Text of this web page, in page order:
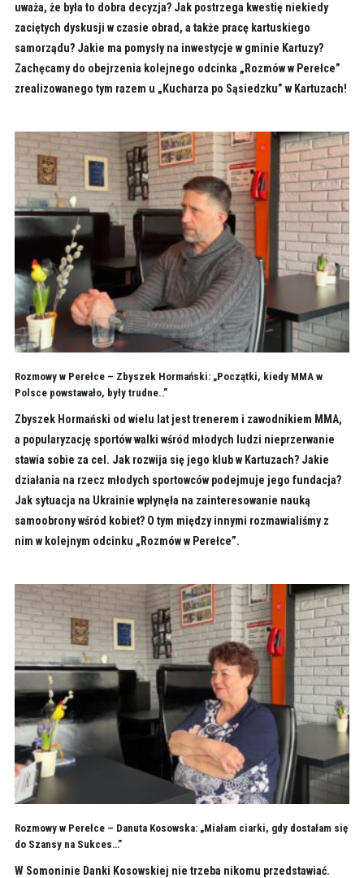
uważa, że była to dobra decyzja? Jak postrzega kwestię niekiedy
zaciętych dyskusji w czasie obrad, a także pracę kartuskiego
samorządu? Jakie ma pomysły na inwestycje w gminie Kartuzy?
Zachęcamy do obejrzenia kolejnego odcinka „Rozmów w Perełce”
zrealizowanego tym razem u „Kucharza po Sąsiedzku” w Kartuzach!
Rozmowy w Perełce – Zbyszek Hormański: „Początki, kiedy MMA w
Polsce powstawało, były trudne..”
Zbyszek Hormański od wielu lat jest trenerem i zawodnikiem MMA,
a popularyzację sportów walki wśród młodych ludzi nieprzerwanie
stawia sobie za cel. Jak rozwija się jego klub w Kartuzach? Jakie
działania na rzecz młodych sportowców podejmuje jego fundacja?
Jak sytuacja na Ukrainie wpłynęła na zainteresowanie nauką
samoobrony wśród kobiet? O tym między innymi rozmawialiśmy z
nim w kolejnym odcinku „Rozmów w Perełce”.
Rozmowy w Perełce – Danuta Kosowska: „Miałam ciarki, gdy dostałam się
do Szansy na Sukces…”
W Somoninie Danki Kosowskiej nie trzeba nikomu przedstawiać.